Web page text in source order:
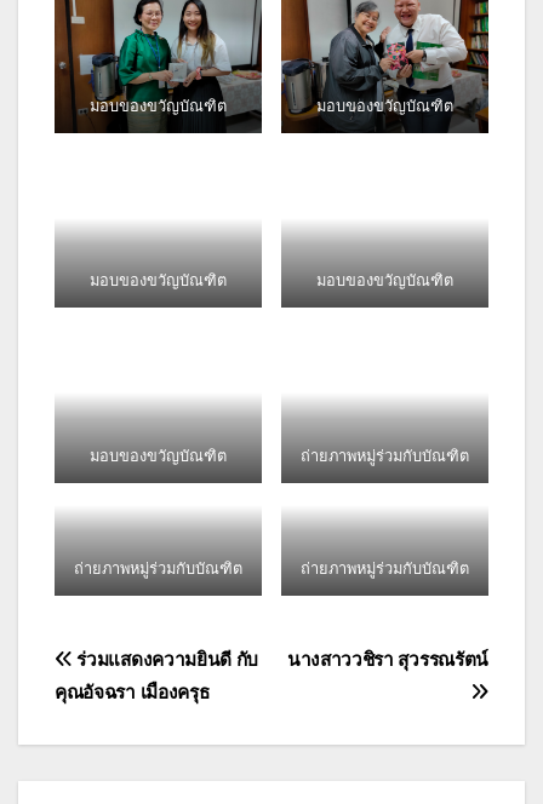
มอบของขวัญบัณฑิต มอบของขวัญบัณฑิต
มอบของขวัญบัณฑิต มอบของขวัญบัณฑิต
มอบของขวัญบัณฑิต ถ่ายภาพหมู่ร่วมกับบัณฑิต
ถ่ายภาพหมู่ร่วมกับบัณฑิต ถ่ายภาพหมู่ร่วมกับบัณฑิต
แนะแนว
เรื่อง
นางสาววชิรา สุวรรณรัตน์
ร่วมแสดงความยินดี กับ
คุณอัจฉรา เมืองครุธ